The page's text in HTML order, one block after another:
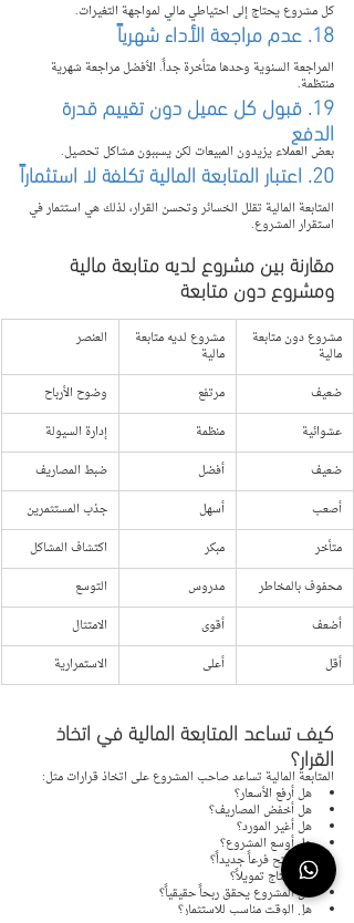
كل مشروع يحتاج إلى احتياطي مالي لمواجهة التغيرات.
18. عدم مراجعة الأداء شهرياً
المراجعة السنوية وحدها متأخرة جداً. الأفضل مراجعة شهرية
منتظمة.
19. قبول كل عميل دون تقييم قدرة
الدفع
بعض العملاء يزيدون المبيعات لكن يسببون مشاكل تحصيل.
20. اعتبار المتابعة المالية تكلفة لا استثماراً
المتابعة المالية تقلل الخسائر وتحسن القرار، لذلك هي استثمار في
استقرار المشروع.
مقارنة بين مشروع لديه متابعة مالية
ومشروع دون متابعة
العنصر مشروع لديه متابعة
مالية
مشروع دون متابعة
مالية
وضوح الأرباح
مرتفع
ضعيف
إدارة السيولة
منظمة
عشوائية
ضبط المصاريف
أفضل
ضعيف
جذب المستثمرين
أسهل
أصعب
اكتشاف المشاكل
مبكر
متأخر
التوسع
مدروس
محفوف بالمخاطر
الامتثال
أقوى
أضعف
الاستمرارية
أعلى أقل
كيف تساعد المتابعة المالية في اتخاذ
القرار؟
المتابعة المالية تساعد صاحب المشروع على اتخاذ قرارات مثل:
هل أرفع الأسعار؟
هل أخفض المصاريف؟
هل أغير المورد؟
هل أوسع المشروع؟
هل أفتح فرعاً جديداً؟
هل أحتاج تمويلاً؟
هل المشروع يحقق ربحاً حقيقياً؟
هل الوقت مناسب للاستثمار؟